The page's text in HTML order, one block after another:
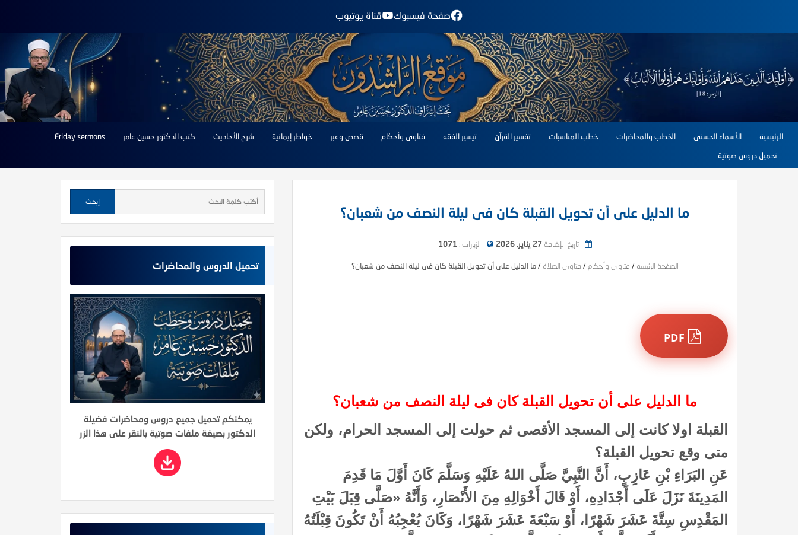
صفحة فيسبوك قناة يوتيوب
الرئيسية الأسماء الحسنى الخطب والمحاضرات خطب المناسبات تفسير القرآن تيسير الفقه فتاوى وأحكام قصص وعبر خواطر إيمانية شرح الأحاديث كتب الدكتور حسين عامر
Friday sermons
تحميل دروس صوتية
ما الدليل على أن تحويل القبلة كان فى ليلة النصف من شعبان؟
تاريخ الإضافة27 يناير, 2026 الزيارات : 1071
الصفحة الرئيسة / فتاوى وأحكام / فتاوى الصلاة / ما الدليل على أن تحويل القبلة كان فى ليلة النصف من شعبان؟
ما الدليل على أن تحويل القبلة كان فى ليلة النصف من شعبان؟
القبلة اولا كانت إلى المسجد الأقصى ثم حولت إلى المسجد الحرام، ولكن
متى وقع تحويل القبلة؟
عَنِ البَرَاءِ بْنِ عَازِبٍ، أَنَّ النَّبِيَّ صَلَّى اللهُ عَلَيْهِ وَسَلَّمَ كَانَ أَوَّلَ مَا قَدِمَ
المَدِينَةَ نَزَلَ عَلَى أَجْدَادِهِ، أَوْ قَالَ أَخْوَالِهِ مِنَ الأَنْصَارِ، وَأَنَّهُ «صَلَّى قِبَلَ بَيْتِ
المَقْدِسِ سِتَّةَ عَشَرَ شَهْرًا، أَوْ سَبْعَةَ عَشَرَ شَهْرًا، وَكَانَ يُعْجِبُهُ أَنْ تَكُونَ قِبْلَتُهُ
تحميل الدروس والمحاضرات
يمكنكم تحميل جميع دروس ومحاضرات فضيلة
الدكتور بصيغة ملفات صوتية بالنقر على هذا الزر